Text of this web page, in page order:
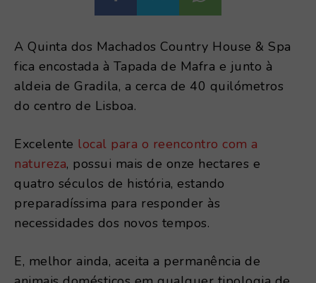
A Quinta dos Machados Country House & Spa
fica encostada à Tapada de Mafra e junto à
aldeia de Gradila, a cerca de 40 quilómetros
do centro de Lisboa.
Excelente local para o reencontro com a
natureza, possui mais de onze hectares e
quatro séculos de história, estando
preparadíssima para responder às
necessidades dos novos tempos.
E, melhor ainda, aceita a permanência de